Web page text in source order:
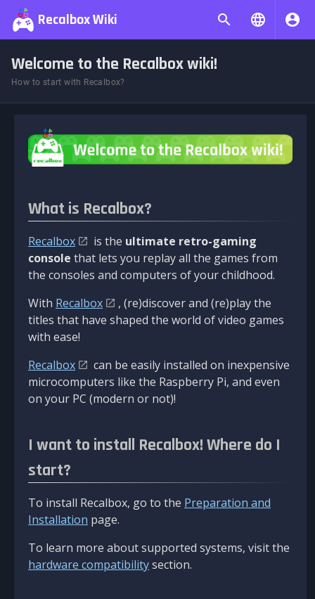
Recalbox Wiki
Welcome to the Recalbox wiki!
How to start with Recalbox?
What is Recalbox?
Recalbox is the ultimate retro-gaming
console that lets you replay all the games from
the consoles and computers of your childhood.
With Recalbox
, (re)discover and (re)play the
titles that have shaped the world of video games
with ease!
Recalbox
can be easily installed on inexpensive
microcomputers like the Raspberry Pi, and even
on your PC (modern or not)!
I want to install Recalbox! Where do I
start?
To install Recalbox, go to the Preparation and
Installation page.
To learn more about supported systems, visit the
hardware compatibilitysection.